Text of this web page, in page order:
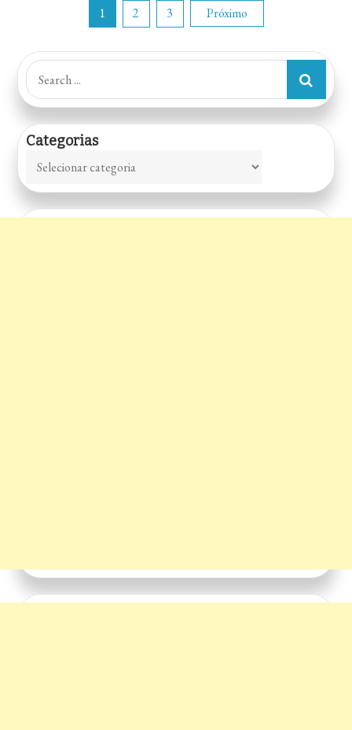
Paginação
de
posts
1 2 3 Próximo
Search
for:
Categorias
Categorias